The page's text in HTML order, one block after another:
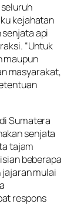
kejahatan
api
“Untuk
maupun
masyarakat,
Sumatera
senjata
tajam
beberapa
mulai
respons